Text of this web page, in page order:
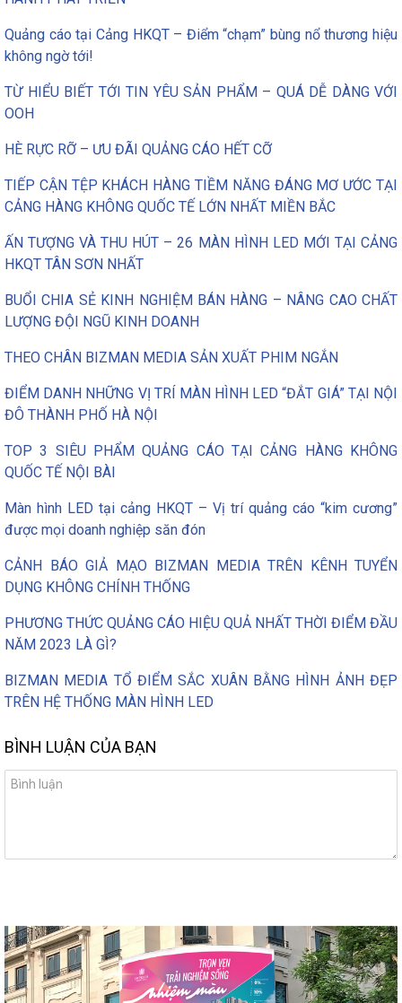
Quảng cáo tại Cảng HKQT – Điểm “chạm” bùng nổ thương hiệu
không ngờ tới!
TỪ HIỂU BIẾT TỚI TIN YÊU SẢN PHẨM – QUÁ DỄ DÀNG VỚI
OOH
HÈ RỰC RỠ – ƯU ĐÃI QUẢNG CÁO HẾT CỠ
TIẾP CẬN TỆP KHÁCH HÀNG TIỀM NĂNG ĐÁNG MƠ ƯỚC TẠI
CẢNG HÀNG KHÔNG QUỐC TẾ LỚN NHẤT MIỀN BẮC
ẤN TƯỢNG VÀ THU HÚT – 26 MÀN HÌNH LED MỚI TẠI CẢNG
HKQT TÂN SƠN NHẤT
BUỔI CHIA SẺ KINH NGHIỆM BÁN HÀNG – NÂNG CAO CHẤT
LƯỢNG ĐỘI NGŨ KINH DOANH
THEO CHÂN BIZMAN MEDIA SẢN XUẤT PHIM NGẮN
ĐIỂM DANH NHỮNG VỊ TRÍ MÀN HÌNH LED “ĐẮT GIÁ” TẠI NỘI
ĐÔ THÀNH PHỐ HÀ NỘI
TOP 3 SIÊU PHẨM QUẢNG CÁO TẠI CẢNG HÀNG KHÔNG
QUỐC TẾ NỘI BÀI
Màn hình LED tại cảng HKQT – Vị trí quảng cáo “kim cương”
được mọi doanh nghiệp săn đón
CẢNH BÁO GIẢ MẠO BIZMAN MEDIA TRÊN KÊNH TUYỂN
DỤNG KHÔNG CHÍNH THỐNG
PHƯƠNG THỨC QUẢNG CÁO HIỆU QUẢ NHẤT THỜI ĐIỂM ĐẦU
NĂM 2023 LÀ GÌ?
BIZMAN MEDIA TỔ ĐIỂM SẮC XUÂN BẰNG HÌNH ẢNH ĐẸP
TRÊN HỆ THỐNG MÀN HÌNH LED
BÌNH LUẬN CỦA BẠN